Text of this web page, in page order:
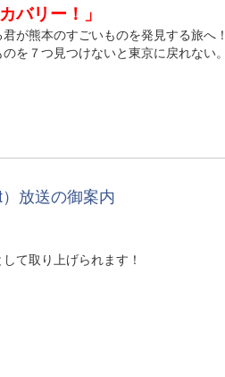
バリー！」
本のすごいものを発見する旅へ！
つ見つけないと東京に戻れない。
放送の御案内
て取り上げられます！